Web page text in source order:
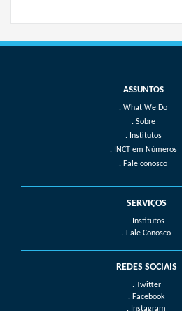
What We Do
Sobre
Institutos
INCT em Números
Fale conosco
SERVIÇOS
. Institutos
. Fale Conosco
REDES SOCIAIS
. Twitter
. Facebook
. Instagram